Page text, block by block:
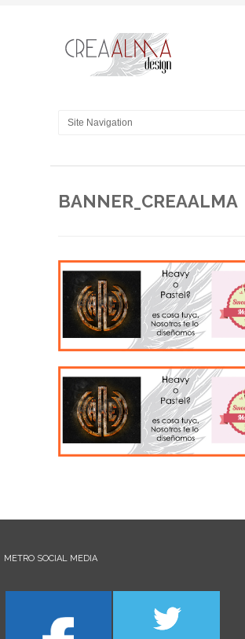
BANNER_CREAALMA
METRO SOCIAL MEDIA